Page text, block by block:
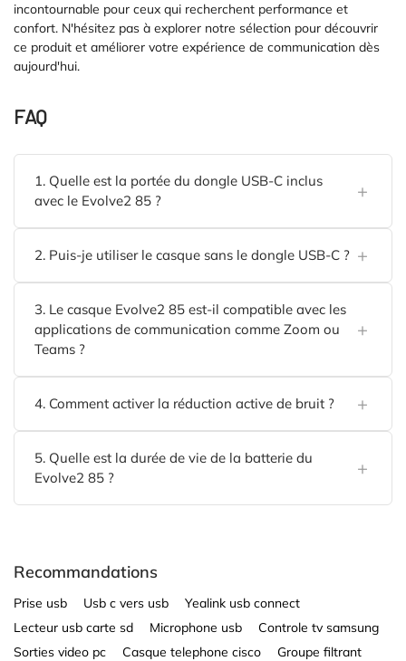
incontournable pour ceux qui recherchent performance et
confort. N'hésitez pas à explorer notre sélection pour découvrir
ce produit et améliorer votre expérience de communication dès
aujourd'hui.
FAQ
1. Quelle est la portée du dongle USB-C inclus
avec le Evolve2 85 ?
2. Puis-je utiliser le casque sans le dongle USB-C ?
3. Le casque Evolve2 85 est-il compatible avec les
applications de communication comme Zoom ou
Teams ?
4. Comment activer la réduction active de bruit ?
5. Quelle est la durée de vie de la batterie du
Evolve2 85 ?
Recommandations
Prise usb Usb c vers usb
Yealink usb connect
Lecteur usb carte sd
Microphone usb
Controle tv samsung
Sorties video pc
Casque telephone cisco
Groupe filtrant